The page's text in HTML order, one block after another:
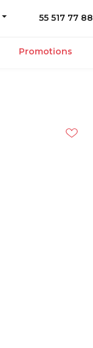
55 517 77 88
Promotions